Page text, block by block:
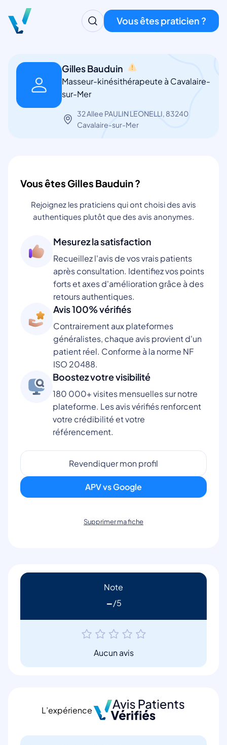
Vous êtes praticien ?
Gilles Bauduin
Masseur-kinésithérapeute à Cavalaire-
sur-Mer
32 Allee PAULIN LEONELLI, 83240
Cavalaire-sur-Mer
Vous êtes Gilles Bauduin ?
Rejoignez les praticiens qui ont choisi des avis
authentiques plutôt que des avis anonymes.
Mesurez la satisfaction
Recueillez l'avis de vos vrais patients
après consultation. Identifiez vos points
forts et axes d'amélioration grâce à des
retours authentiques.
Avis 100% vérifiés
Contrairement aux plateformes
généralistes, chaque avis provient d'un
patient réel. Conforme à la norme NF
ISO 20488.
Boostez votre visibilité
180 000+ visites mensuelles sur notre
plateforme. Les avis vérifiés renforcent
votre crédibilité et votre
référencement.
Revendiquer mon profil
APV vs Google
Supprimer ma fiche
Note
-
Aucun avis
L’expérience